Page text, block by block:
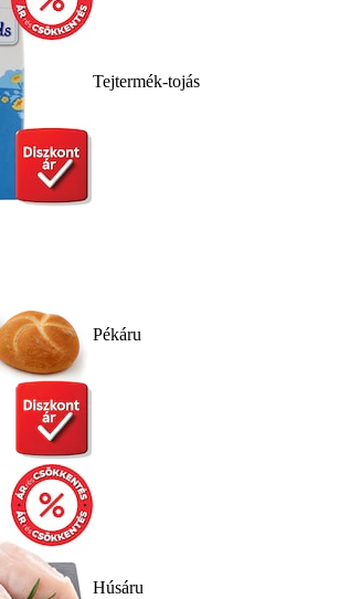
Tejtermék-tojás
Pékáru
Húsáru